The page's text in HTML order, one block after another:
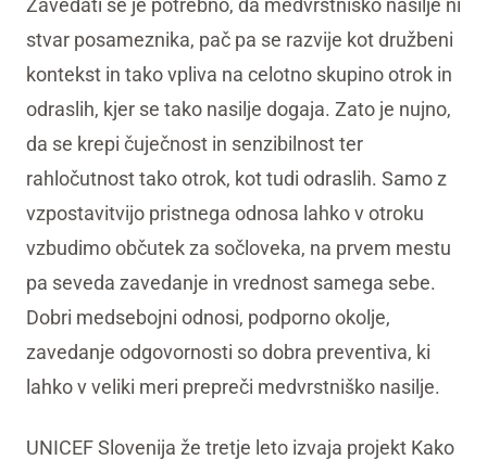
stvar posameznika, pač pa se razvije kot družbeni
kontekst in tako vpliva na celotno skupino otrok in
odraslih, kjer se tako nasilje dogaja. Zato je nujno,
da se krepi čuječnost in senzibilnost ter
rahločutnost tako otrok, kot tudi odraslih. Samo z
vzpostavitvijo pristnega odnosa lahko v otroku
vzbudimo občutek za sočloveka, na prvem mestu
pa seveda zavedanje in vrednost samega sebe.
Dobri medsebojni odnosi, podporno okolje,
zavedanje odgovornosti so dobra preventiva, ki
lahko v veliki meri prepreči medvrstniško nasilje.
UNICEF Slovenija že tretje leto izvaja projekt Kako